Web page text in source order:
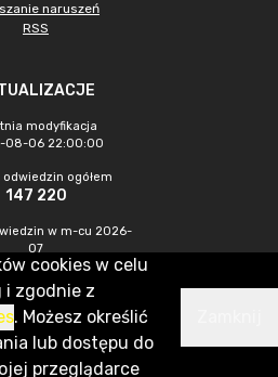
naruszeń
RSS
modyfikacja
08-06 22:00:00
odwiedzin ogółem
147 220
w m-cu 2026-
07
1 230
cookies w celu
i zgodnie z
. Możesz określić
lub dostępu do
przeglądarce